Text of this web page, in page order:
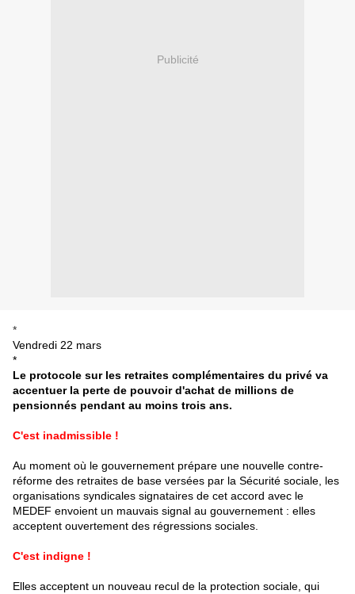
Publicité
*
Vendredi 22 mars
*
Le protocole sur les retraites complémentaires du privé va
accentuer la perte de pouvoir d'achat de millions de
pensionnés pendant au moins trois ans.
C'est inadmissible !
Au moment où le gouvernement prépare une nouvelle contre-
réforme des retraites de base versées par la Sécurité sociale, les
organisations syndicales signataires de cet accord avec le
MEDEF envoient un mauvais signal au gouvernement : elles
acceptent ouvertement des régressions sociales.
C'est indigne !
Elles acceptent un nouveau recul de la protection sociale, qui